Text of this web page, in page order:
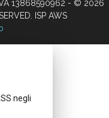
13868590962 - © 2026
ISP AWS
negli